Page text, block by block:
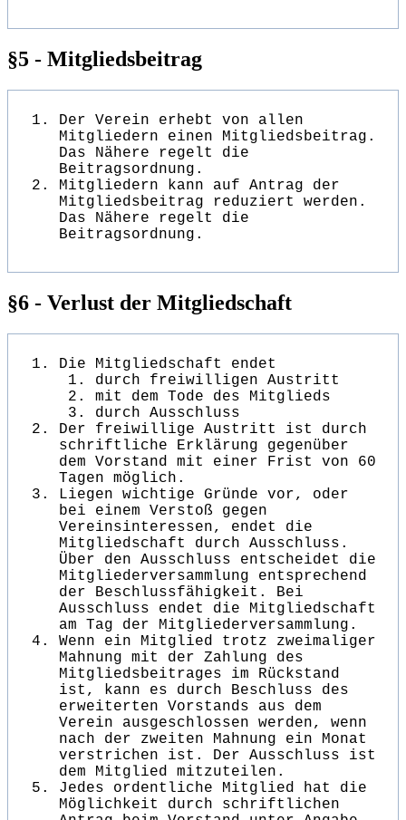
§5 - Mitgliedsbeitrag
Der Verein erhebt von allen
Mitgliedern einen Mitgliedsbeitrag.
Das Nähere regelt die
Beitragsordnung.
Mitgliedern kann auf Antrag der
Mitgliedsbeitrag reduziert werden.
Das Nähere regelt die
Beitragsordnung.
§6 - Verlust der Mitgliedschaft
Die Mitgliedschaft endet
durch freiwilligen Austritt
mit dem Tode des Mitglieds
durch Ausschluss
Der freiwillige Austritt ist durch
schriftliche Erklärung gegenüber
dem Vorstand mit einer Frist von 60
Tagen möglich.
Liegen wichtige Gründe vor, oder
bei einem Verstoß gegen
Vereinsinteressen, endet die
Mitgliedschaft durch Ausschluss.
Über den Ausschluss entscheidet die
Mitgliederversammlung entsprechend
der Beschlussfähigkeit. Bei
Ausschluss endet die Mitgliedschaft
am Tag der Mitgliederversammlung.
Wenn ein Mitglied trotz zweimaliger
Mahnung mit der Zahlung des
Mitgliedsbeitrages im Rückstand
ist, kann es durch Beschluss des
erweiterten Vorstands aus dem
Verein ausgeschlossen werden, wenn
nach der zweiten Mahnung ein Monat
verstrichen ist. Der Ausschluss ist
dem Mitglied mitzuteilen.
Jedes ordentliche Mitglied hat die
Möglichkeit durch schriftlichen